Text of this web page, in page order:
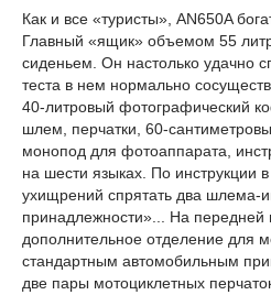
Как и все «туристы», AN650A
Главный «ящик» объемом 55
сиденьем. Он настолько удачно
теста в нем нормально
40-литровый фотографический
шлем, перчатки, 60-
монопод для фотоаппарата,
на шести языках. По инструкции
ухищрений спрятать два шлема-
принадлежности»... На передней
дополнительное отделение для
стандартным автомобильным
две пары мотоциклетных